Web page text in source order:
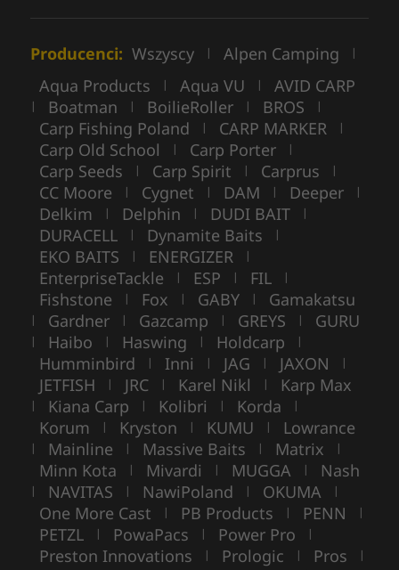
Producenci: Wszyscy | Alpen Camping |
Aqua Products | Aqua VU | AVID CARP
| Boatman | BoilieRoller | BROS |
Carp Fishing Poland | CARP MARKER |
Carp Old School | Carp Porter |
Carp Seeds | Carp Spirit | Carprus |
CC Moore | Cygnet | DAM | Deeper |
Delkim | Delphin | DUDI BAIT |
DURACELL | Dynamite Baits |
EKO BAITS | ENERGIZER |
EnterpriseTackle | ESP | FIL |
Fishstone | Fox | GABY | Gamakatsu
| Gardner | Gazcamp | GREYS | GURU
| Haibo | Haswing | Holdcarp |
Humminbird | Inni | JAG | JAXON |
JETFISH | JRC | Karel Nikl | Karp Max
| Kiana Carp | Kolibri | Korda |
Korum | Kryston | KUMU | Lowrance
| Mainline | Massive Baits | Matrix |
Minn Kota | Mivardi | MUGGA | Nash
| NAVITAS | NawiPoland | OKUMA |
One More Cast | PB Products | PENN |
PETZL | PowaPacs | Power Pro |
Preston Innovations | Prologic | Pros |